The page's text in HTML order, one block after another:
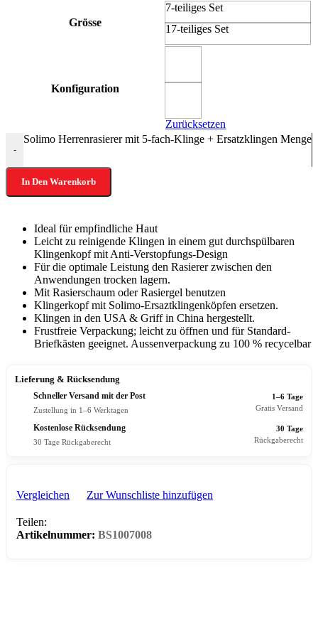
Grösse
7-teiliges Set
17-teiliges Set
Konfiguration
Zurücksetzen
-
Solimo Herrenrasierer mit 5-fach-Klinge + Ersatzklingen Menge
In Den Warenkorb
Ideal für empfindliche Haut
Leicht zu reinigende Klingen in einem gut durchspülbaren
Klingenkopf mit Anti-Verstopfungs-Design
Für die optimale Leistung den Rasierer zwischen den
Anwendungen trocken lagern.
Mit Rasierschaum oder Rasiergel benutzen
Klingerkopf mit Solimo-Ersaztklingenköpfen ersetzen.
Klingen in den USA & Griff in China hergestellt.
Frustfreie Verpackung; leicht zu öffnen und für Standard-
Briefkästen geeignet. Aussenverpackung zu 100 % recycelbar
Lieferung & Rücksendung
Schneller Versand mit der Post
Zustellung in 1–6 Werktagen
1–6 Tage
Gratis Versand
Kostenlose Rücksendung
30 Tage Rückgaberecht
30 Tage
Rückgaberecht
Vergleichen Zur Wunschliste hinzufügen
Teilen:
Artikelnummer: BS1007008